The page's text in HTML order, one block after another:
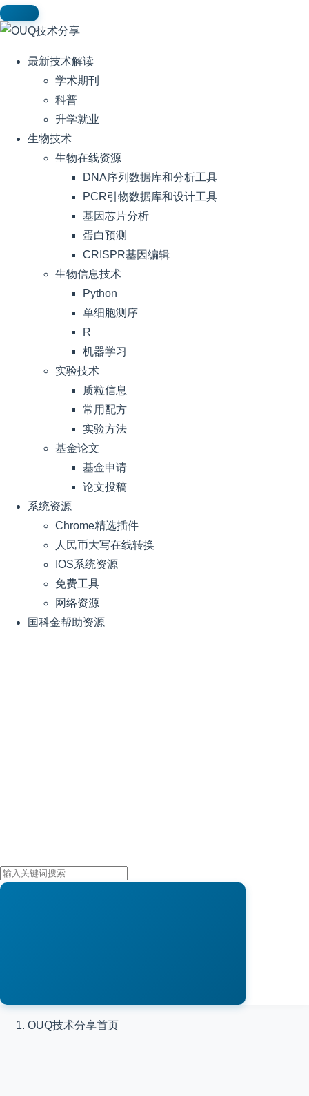
最新技术解读
学术期刊
科普
升学就业
生物技术
生物在线资源
DNA序列数据库和分析工具
PCR引物数据库和设计工具
基因芯片分析
蛋白预测
CRISPR基因编辑
生物信息技术
Python
单细胞测序
R
机器学习
实验技术
质粒信息
常用配方
实验方法
基金论文
基金申请
论文投稿
系统资源
Chrome精选插件
人民币大写在线转换
IOS系统资源
免费工具
网络资源
国科金帮助资源
OUQ技术分享首页